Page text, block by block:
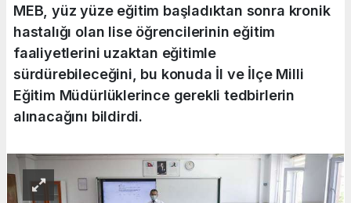
MEB, yüz yüze eğitim başladıktan sonra kronik
hastalığı olan lise öğrencilerinin eğitim
faaliyetlerini uzaktan eğitimle
sürdürebileceğini, bu konuda İl ve İlçe Milli
Eğitim Müdürlüklerince gerekli tedbirlerin
alınacağını bildirdi.